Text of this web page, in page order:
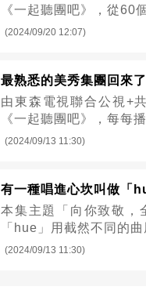
《一起聽團吧》，從60
(2024/09/20 12:07)
最熟悉的美秀集團回來
由東森電視聯合公視+
《一起聽團吧》，每每
(2024/09/13 11:30)
有一種唱進心坎叫做「
本集主題「向你致敬，
「hue」用截然不同的
(2024/09/13 11:30)